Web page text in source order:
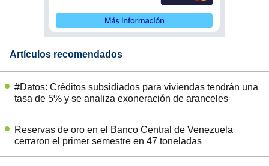
Artículos recomendados
#Datos: Créditos subsidiados para viviendas tendrán una
tasa de 5% y se analiza exoneración de aranceles
Reservas de oro en el Banco Central de Venezuela
cerraron el primer semestre en 47 toneladas